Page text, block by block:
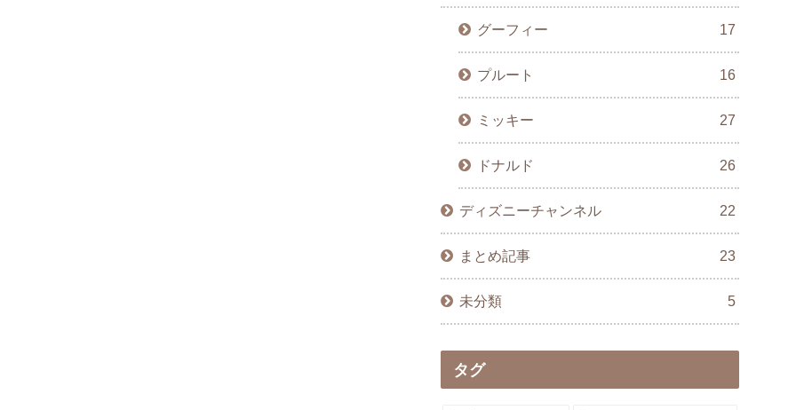
グーフィー 17
プルート 16
ミッキー 27
ドナルド 26
ディズニーチャンネル 22
まとめ記事 23
未分類 5
タグ